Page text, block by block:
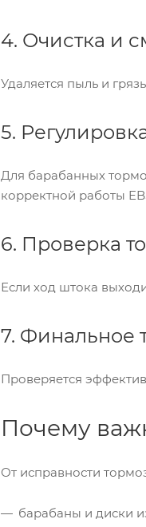
4. Очистка и
Удаляется пыль и
5.
Для барабанных
корректной работы
6. Проверка
Если ход штока
7. Финальное
Проверяется
Почему
От исправности
барабаны и диски